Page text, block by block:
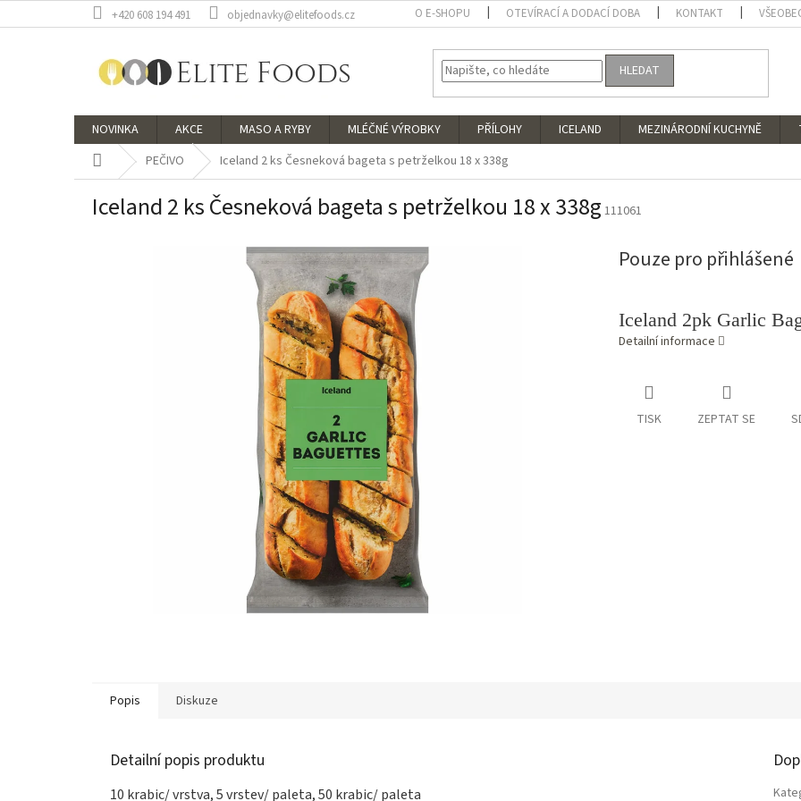
na
+420 608 194 491 objednavky@elitefoods.cz O E-SHOPU OTEVÍRACÍ A DODACÍ DOBA KONTAKT
HLEDAT
NOVINKA AKCE MASO A RYBY MLÉČNÉ VÝROBKY PŘÍLOHY ICELAND MEZINÁRODNÍ KUCHYNĚ
Domů PEČIVO Iceland 2 ks Česneková bageta s petrželkou 18 x 338g
Iceland 2 ks Česneková bageta s petrželkou 18 x 338g 111061
Pouze pro přihlášené
Iceland 2pk Garlic
Detailní informace
TISK ZEPTAT SE
Popis Diskuze
Detailní popis produktu
10 krabic/ vrstva, 5 vrstev/ paleta, 50 krabic/ paleta